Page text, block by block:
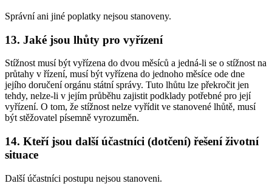
Správní ani jiné poplatky nejsou stanoveny.
13. Jaké jsou lhůty pro vyřízení
Stížnost musí být vyřízena do dvou měsíců a jedná-li se o stížnost na
průtahy v řízení, musí být vyřízena do jednoho měsíce ode dne
jejího doručení orgánu státní správy. Tuto lhůtu lze překročit jen
tehdy, nelze-li v jejím průběhu zajistit podklady potřebné pro její
vyřízení. O tom, že stížnost nelze vyřídit ve stanovené lhůtě, musí
být stěžovatel písemně vyrozuměn.
14. Kteří jsou další účastníci (dotčení) řešení životní
situace
Další účastníci postupu nejsou stanoveni.